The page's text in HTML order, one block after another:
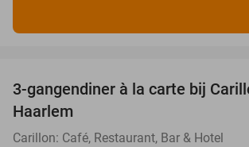
3-gangendiner à la carte bij
Haarlem
Carillon: Café, Restaurant, Bar & Hotel